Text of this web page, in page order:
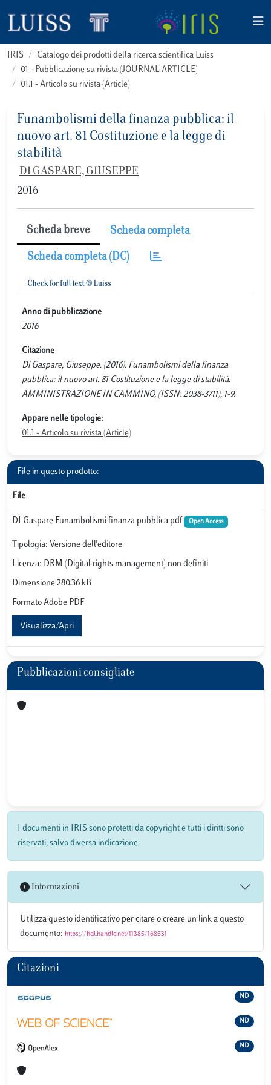
IRIS
Catalogo dei prodotti della ricerca scientifica Luiss
01 - Pubblicazione su rivista (JOURNAL ARTICLE)
01.1 - Articolo su rivista (Article)
Funambolismi della finanza pubblica: il
nuovo art. 81 Costituzione e la legge di
stabilità
DI GASPARE, GIUSEPPE
2016
Scheda breve Scheda completa
Scheda completa (DC)
Anno di pubblicazione
2016
Citazione
Di Gaspare, Giuseppe. (2016). Funambolismi della finanza
pubblica: il nuovo art. 81 Costituzione e la legge di stabilità.
AMMINISTRAZIONE IN CAMMINO, (ISSN: 2038-3711), 1-9.
Appare nelle tipologie:
01.1 - Articolo su rivista (Article)
File in questo prodotto:
File
DI Gaspare Funambolismi finanza pubblica.pdf Open Access
Tipologia: Versione dell'editore
Licenza: DRM (Digital rights management) non definiti
Dimensione 280.36 kB
Formato Adobe PDF
Visualizza/Apri
Pubblicazioni consigliate
I documenti in IRIS sono protetti da copyright e tutti i diritti sono
riservati, salvo diversa indicazione.
Informazioni
Utilizza questo identificativo per citare o creare un link a questo
documento: https://hdl.handle.net/11385/168531
Citazioni
ND
ND
ND